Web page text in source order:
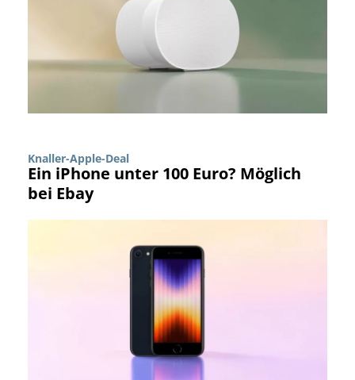
Knaller-Apple-Deal
Ein iPhone unter 100 Euro? Möglich
bei Ebay